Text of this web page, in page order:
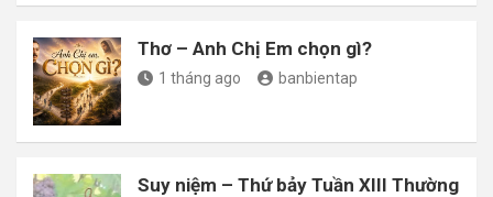
Thơ – Anh Chị Em chọn gì?
1 tháng ago banbientap
Suy niệm – Thứ bảy Tuần XIII Thường